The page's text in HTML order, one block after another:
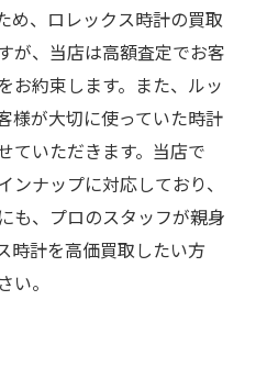
め、ロレックス時計の買取
が、当店は高額査定でお客
お約束します。また、ルッ
様が大切に使っていた時計
ていただきます。当店で
ナップに対応しており、
も、プロのスタッフが親身
時計を高価買取したい方
。